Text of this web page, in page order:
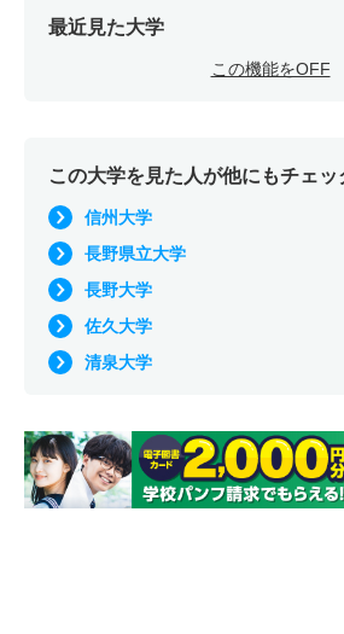
最近見た大学
この機能をOFF
この大学を見た人が他にもチェッ
信州大学
長野県立大学
長野大学
佐久大学
清泉大学